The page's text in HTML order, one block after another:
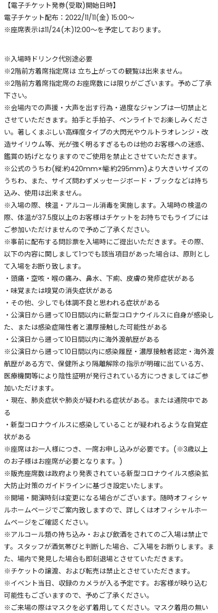
【電子チケット発券(受取)開始日時】
電子チケット配布：2022/11/11(金) 15:00～
※座席表示は11/24(木)12:00～を予定しております。
※入場時ドリンク代別途必要
※2階前方着席指定席は 立ち上がっての観覧は出来ません。
※2階前方着席指定席のお座席数には限りがございます。予めご了承
下さい。
※会場内での声援・大声を出す行為・過度なジャンプは一切禁止と
させていただきます。拍手と手拍子、ペンライトでお楽しみくださ
い。著しくまぶしい高輝度タイプの大閃光やウルトラオレンジ・改
造サイリウム等、光が強く明るすぎるものは他のお客様への迷惑、
鑑賞の妨げとなりますのでご使用を禁止とさせていただきます。
※公式のうちわ(縦:約420mm×幅:約295mm)より大きいサイズの
うちわ、また、サイズ問わずメッセージボード・ブックなどは持ち
込み、使用は出来ません。
※入場の際、検温・アルコール消毒を実施します。入場時の検温の
際、体温が37.5度以上のお客様はチケットをお持ちでもライブには
ご参加いただけませんので予めご了承ください。
※事前に配布する問診票を入場時にご提出いただきます。その際、
以下の内容に関しまして1つでも該当項目があった場合は、原則とし
て入場をお断り致します。
・頭痛・空咳・喉の痛み、鼻水、下痢、皮膚の発疹症状がある
・味覚または嗅覚の消失症状がある
・その他、少しでも体調不良と思われる症状がある
・公演日から遡って10日間以内に新型コロナウイルスに自身が感染し
た、または感染症陽性者と濃厚接触した可能性がある
・公演日から遡って10日間以内に海外渡航歴がある
※公演日から遡って10日間以内に感染履歴・濃厚接触者認定・海外渡
航歴がある方で、保健所より隔離解除の指示が明確に出ている方、
医療機関等により陰性証明が発行されている方につきましてはご参
加いただけます。
・現在、肺炎症状や肺炎が疑われる症状がある。または通院中であ
る
・新型コロナウイルスに感染していることが疑われるような自覚症
状がある
※座席はお一人様につき、一席お申し込みが必要です。(※3歳以上
のお子様はお座席が必要となります。)
※販売座席数は政府より発表されている新型コロナウイルス感染拡
大防止対策のガイドラインに基づき設定いたします。
※開場・開演時刻は変更になる場合がございます。随時オフィシャ
ルホームページでご案内致しますので、詳しくはオフィシャルホー
ムページをご確認ください。
※アルコール類の持ち込み・および飲酒をされてのご入場は禁止で
す。スタッフが酒気帯びと判断した場合、ご入場をお断りします。ま
た、場内で発見した場合も即刻退場とさせていただきます。
※チケットの譲渡、および転売は禁止とさせていただきます。
※イベント当日、収録のカメラが入る予定です。お客様が映り込む
可能性もございますので、予めご了承ください。
※ご来場の際はマスクを必ず着用してください。マスク着用の無い